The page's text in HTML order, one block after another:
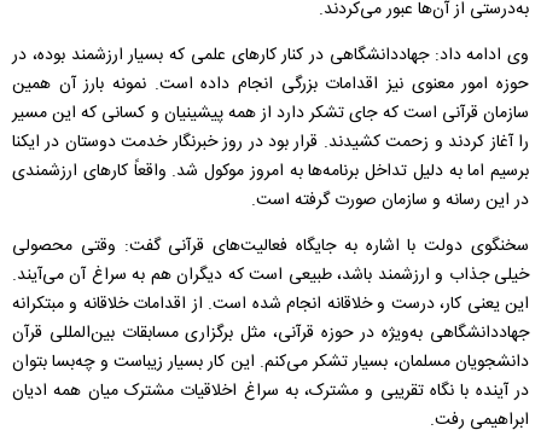
به‌درستی از آن‌ها عبور می‌کردند.
وی ادامه داد: جهاددانشگاهی در کنار کارهای علمی که بسیار ارزشمند بوده، در
حوزه امور معنوی نیز اقدامات بزرگی انجام داده است. نمونه بارز آن همین
سازمان قرآنی است که جای تشکر دارد از همه پیشینیان و کسانی که این مسیر
را آغاز کردند و زحمت کشیدند. قرار بود در روز خبرنگار خدمت دوستان در ایکنا
برسیم اما به دلیل تداخل برنامه‌ها به امروز موکول شد. واقعاً کارهای ارزشمندی
در این رسانه و سازمان صورت گرفته است.
سخنگوی دولت با اشاره به جایگاه فعالیت‌های قرآنی گفت: وقتی محصولی
خیلی جذاب و ارزشمند باشد، طبیعی است که دیگران هم به سراغ آن می‌آیند.
این یعنی کار، درست و خلاقانه انجام شده است. از اقدامات خلاقانه و مبتکرانه
جهاددانشگاهی به‌ویژه در حوزه قرآنی، مثل برگزاری مسابقات بین‌المللی قرآن
دانشجویان مسلمان، بسیار تشکر می‌کنم. این کار بسیار زیباست و چه‌بسا بتوان
در آینده با نگاه تقریبی و مشترک، به سراغ اخلاقیات مشترک میان همه ادیان
ابراهیمی رفت.